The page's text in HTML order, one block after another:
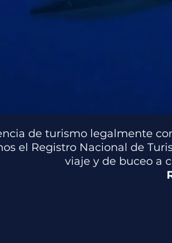
de turismo legalmente
el Registro Nacional de
viaje y de buceo a